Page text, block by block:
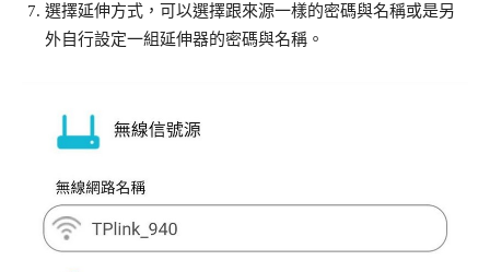
選擇延伸方式，可以選擇跟來源一樣的密碼與名稱或是另
外自行設定一組延伸器的密碼與名稱。